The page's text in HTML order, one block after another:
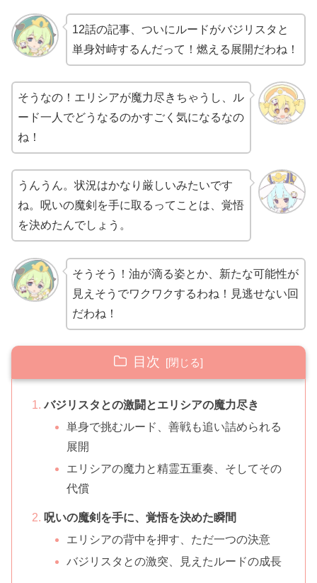
12話の記事、ついにルードがバジリスタと
単身対峙するんだって！燃える展開だわね！
そうなの！エリシアが魔力尽きちゃうし、ル
ード一人でどうなるのかすごく気になるなの
ね！
うんうん。状況はかなり厳しいみたいです
ね。呪いの魔剣を手に取るってことは、覚悟
を決めたんでしょう。
そうそう！油が滴る姿とか、新たな可能性が
見えそうでワクワクするわね！見逃せない回
だわね！
目次
バジリスタとの激闘とエリシアの魔力尽き
単身で挑むルード、善戦も追い詰められる
展開
エリシアの魔力と精霊五重奏、そしてその
代償
呪いの魔剣を手に、覚悟を決めた瞬間
エリシアの背中を押す、ただ一つの決意
バジリスタとの激突、見えたルードの成長